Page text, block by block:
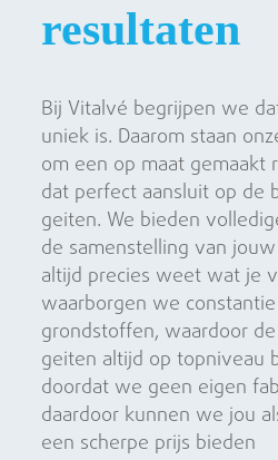
resultaten
Bij Vitalvé begrijpen we
uniek is. Daarom staan
om een op maat gemaakt
dat perfect aansluit op de
geiten. We bieden
de samenstelling van
altijd precies weet wat je
waarborgen we
grondstoffen, waardoor
geiten altijd op topniveau
doordat we geen eigen
daardoor kunnen we jou
een scherpe prijs bieden